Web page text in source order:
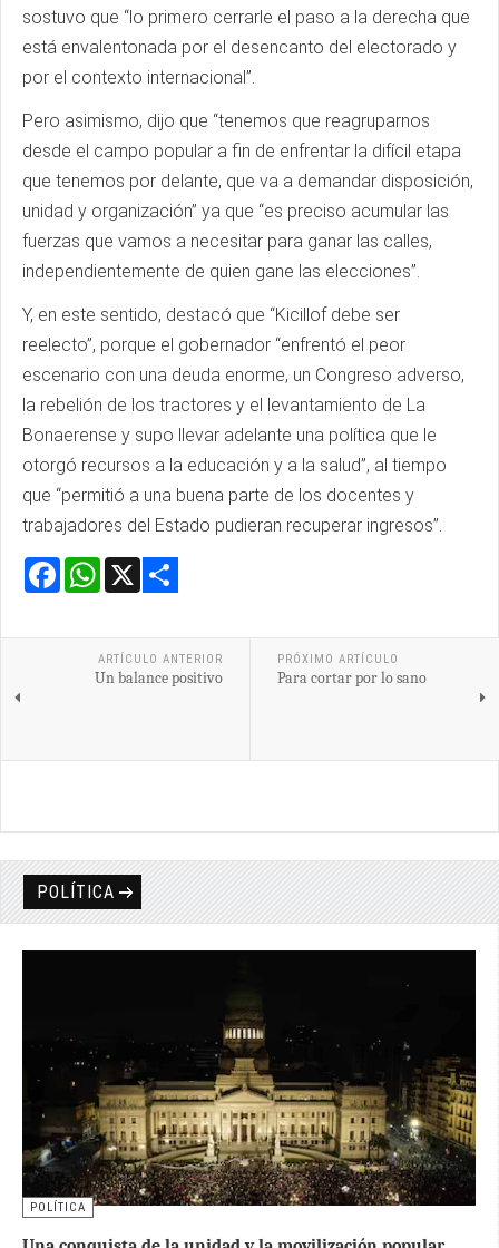
sostuvo que “lo primero cerrarle el paso a la derecha que
está envalentonada por el desencanto del electorado y
por el contexto internacional”.
Pero asimismo, dijo que “tenemos que reagruparnos
desde el campo popular a fin de enfrentar la difícil etapa
que tenemos por delante, que va a demandar disposición,
unidad y organización” ya que “es preciso acumular las
fuerzas que vamos a necesitar para ganar las calles,
independientemente de quien gane las elecciones”.
Y, en este sentido, destacó que “Kicillof debe ser
reelecto”, porque el gobernador “enfrentó el peor
escenario con una deuda enorme, un Congreso adverso,
la rebelión de los tractores y el levantamiento de La
Bonaerense y supo llevar adelante una política que le
otorgó recursos a la educación y a la salud”, al tiempo
que “permitió a una buena parte de los docentes y
trabajadores del Estado pudieran recuperar ingresos”.
Facebook
WhatsApp
ARTÍCULO ANTERIOR
Un balance positivo
PRÓXIMO ARTÍCULO
Para cortar por lo sano
POLÍTICA
POLÍTICA